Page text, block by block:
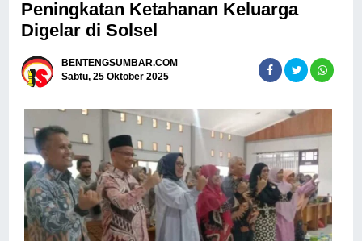
Peningkatan Ketahanan Keluarga
Digelar di Solsel
BENTENGSUMBAR.COM
Sabtu, 25 Oktober 2025